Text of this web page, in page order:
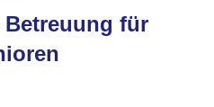
für